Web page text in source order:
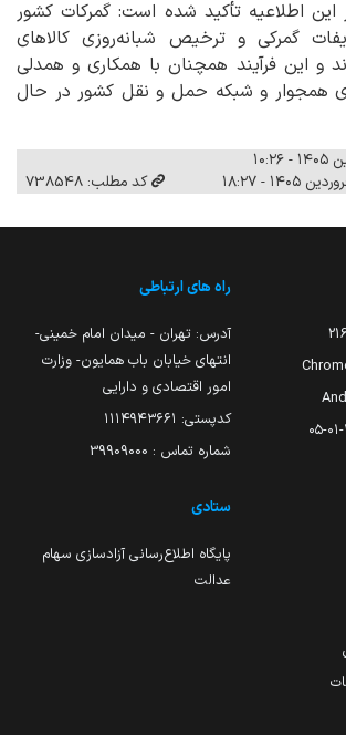
این اطلاعیه تأکید شده است: گمرکات کشور
گمرکی و ترخیص شبانه‌روزی کالاهای
و این فرآیند همچنان با همکاری و همدلی
همجوار و شبکه حمل و نقل کشور در حال
کد مطلب: 738548
راه های ارتباطی
آدرس: تهران - میدان امام خمینی-
انتهای خیابان باب همایون- وزارت
امور اقتصادی و دارایی
کدپستی: ۱۱۱۴۹۴۳۶۶۱
شماره تماس : 39909000
ستادی
پایگاه اطلاع‌رسانی آزادسازی سهام
عدالت